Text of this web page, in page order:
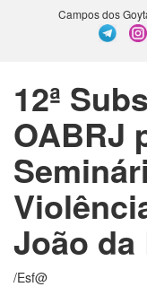
Campos dos
12ª
OABRJ
João da
/Esf@